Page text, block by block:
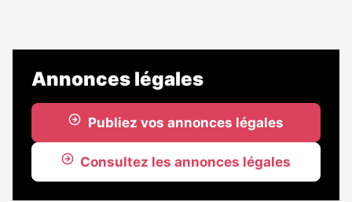
Annonces légales
Publiez vos annonces légales
Consultez les annonces légales